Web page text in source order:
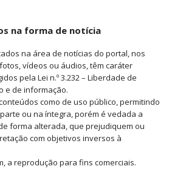
na forma de notícia
na área de notícias do portal, nos
vídeos ou áudios, têm caráter
pela Lei n.º 3.232 – Liberdade de
e de informação.
como de uso público, permitindo
ou na íntegra, porém é vedada a
forma alterada, que prejudiquem ou
com objetivos inversos à
a reprodução para fins comerciais.